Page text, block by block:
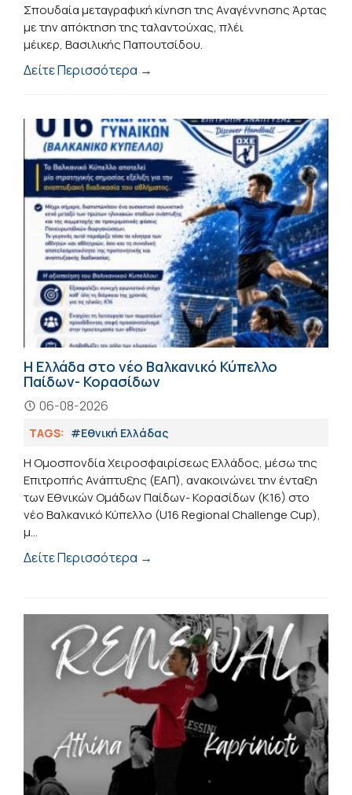
Σπουδαία μεταγραφική κίνηση της Αναγέννησης Άρτας
με την απόκτηση της ταλαντούχας, πλέι
μέικερ, Βασιλικής Παπουτσίδου.
Δείτε Περισσότερα →
Η Ελλάδα στο νέο Βαλκανικό Κύπελλο
Παίδων- Κορασίδων
06-08-2026
TAGS: #Εθνική Ελλάδας
Η Ομοσπονδία Χειροσφαιρίσεως Ελλάδος, μέσω της
Επιτροπής Ανάπτυξης (ΕΑΠ), ανακοινώνει την ένταξη
των Εθνικών Ομάδων Παίδων- Κορασίδων (Κ16) στο
νέο Βαλκανικό Κύπελλο (U16 Regional Challenge Cup),
μ...
Δείτε Περισσότερα →